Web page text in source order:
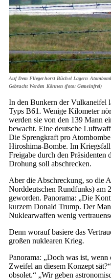
Auf Dem Fliegerhorst Büchel Lagern
Gebracht Werden Können (foto: Gemeinfrei)
In den Bunkern der Vulkaneifel
Typs B61. Wenige Kilometer
werden sie von den 139 Mann
bewacht. Eine deutsche
Die Sprengkraft pro
Hiroshima-Bombe. Im
Freigabe durch den
Drohung soll abschrecken.
Aber die Abschreckung, so die
Norddeutschen Rundfunks) am
geworden. Panorama: „Die
kurzem Donald Trump. Der
Nuklearwaffen wenig
Denn worauf basiere das
großen nuklearen Krieg.
Panorama: „Doch was ist, wenn
Zweifel an diesem Konzept
obsolet.“ „Wir geben